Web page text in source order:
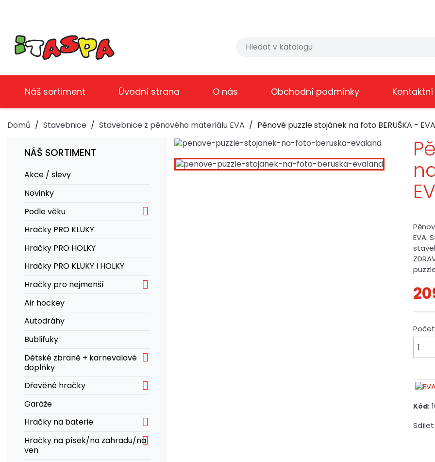
Náš sortiment Úvodní strana O nás Obchodní podmínky
Domů Stavebnice Stavebnice z pěnového materiálu EVA Pěnové puzzle stojánek na foto BERUŠKA -
NÁŠ SORTIMENT
Akce / slevy
Novinky
Podle věku

Hračky PRO KLUKY
Hračky PRO HOLKY
Hračky PRO KLUKY I HOLKY
Hračky pro nejmenší

Air hockey
Autodráhy
Bublifuky
Dětské zbraně + karnevalové
doplňky

Dřevěné hračky 
Garáže
Hračky na baterie

Hračky na písek/na zahradu/na
ven

EVA.
Počet
Kód:
Sdílet